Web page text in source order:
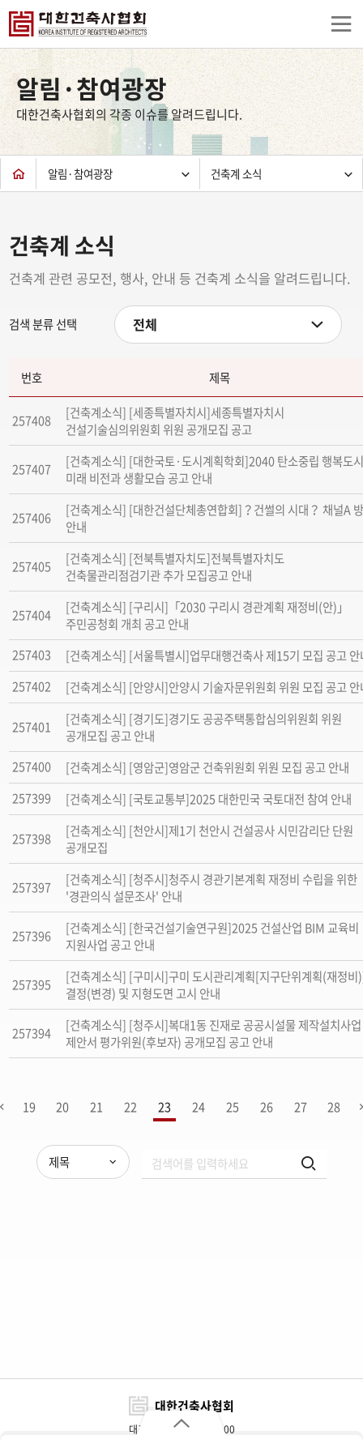
상
컨
츠
하
단
알림·참여광장
대한건축사협회의 각종 이슈를 알려드립니다.
알림·참여광장 건축계 소식
건축계 소식
건축계 관련 공모전, 행사, 안내 등 건축계 소식을 알려드립니다.
검색 분류 선택 전체
번호 제목
257408
[건축계소식] [세종특별자치시]세종특별자치시
건설기술심의위원회 위원 공개모집 공고
257407
[건축계소식] [대한국토·도시계획학회]2040 탄소중립 행복도
미래 비전과 생활모습 공고 안내
257406
[건축계소식] [대한건설단체총연합회]？건썰의 시대？ 채널A
안내
257405
[건축계소식] [전북특별자치도]전북특별자치도
건축물관리점검기관 추가 모집공고 안내
257404
[건축계소식] [구리시]「2030 구리시 경관계획 재정비(안)」
주민공청회 개최 공고 안내
257403
[건축계소식] [서울특별시]업무대행건축사 제15기 모집 공고 안
257402
[건축계소식] [안양시]안양시 기술자문위원회 위원 모집 공고 안
257401
[건축계소식] [경기도]경기도 공공주택통합심의위원회 위원
공개모집 공고 안내
257400
[건축계소식] [영암군]영암군 건축위원회 위원 모집 공고 안내
257399
[건축계소식] [국토교통부]2025 대한민국 국토대전 참여 안내
257398
[건축계소식] [천안시]제1기 천안시 건설공사 시민감리단 단원
공개모집
257397
[건축계소식] [청주시]청주시 경관기본계획 재정비 수립을 위한
'경관의식 설문조사' 안내
257396
[건축계소식] [한국건설기술연구원]2025 건설산업 BIM 교육비
지원사업 공고 안내
257395
[건축계소식] [구미시]구미 도시관리계획[지구단위계획(재정비
결정(변경) 및 지형도면 고시 안내
257394
[건축계소식] [청주시]복대1동 진재로 공공시설물 제작설치사업
제안서 평가위원(후보자) 공개모집 공고 안내
19 20 21 22 23 24 25 26 27 28
제목
대한건축사협회
대표전화 : 02-3415-6800